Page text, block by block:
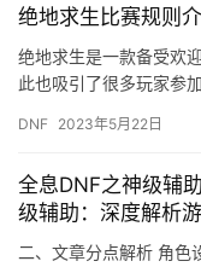
绝地求生比赛规则
绝地求生是一款备受欢
此也吸引了很多玩家参
则，并…
DNF 2023年5月22日
全息DNF之神级辅
级辅助：深度解析
二、文章分点解析 角色